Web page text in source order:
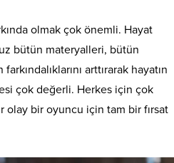
olmak çok önemli. Hayat
bütün materyalleri, bütün
arttırarak hayatın
çok değerli. Herkes için çok
bir oyuncu için tam bir fırsat